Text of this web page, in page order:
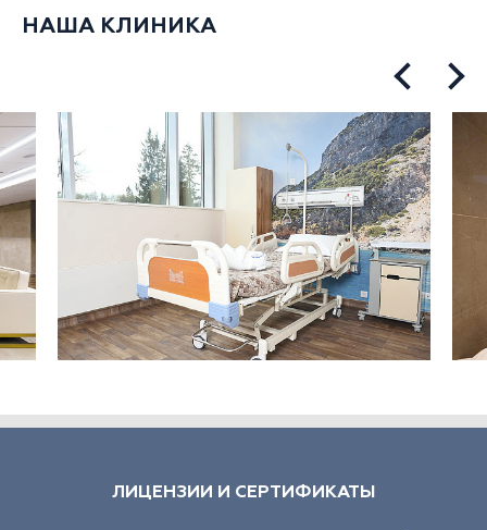
НАША КЛИНИКА
ЛИЦЕНЗИИ И СЕРТИФИКАТЫ